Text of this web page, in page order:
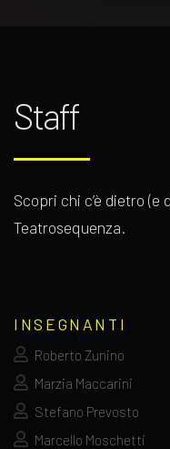
Staff
Scopri chi c’è dietro (e
Teatrosequenza.
INSEGNANTI
Roberto Zunino
Marzia Maccarini
Stefano Prevosto
Marcello Moschetti